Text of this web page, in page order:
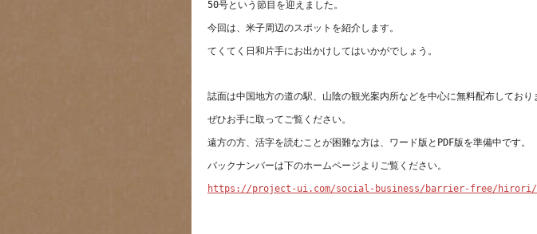
https://project-ui.com/social-business/barrier-free/hirori/